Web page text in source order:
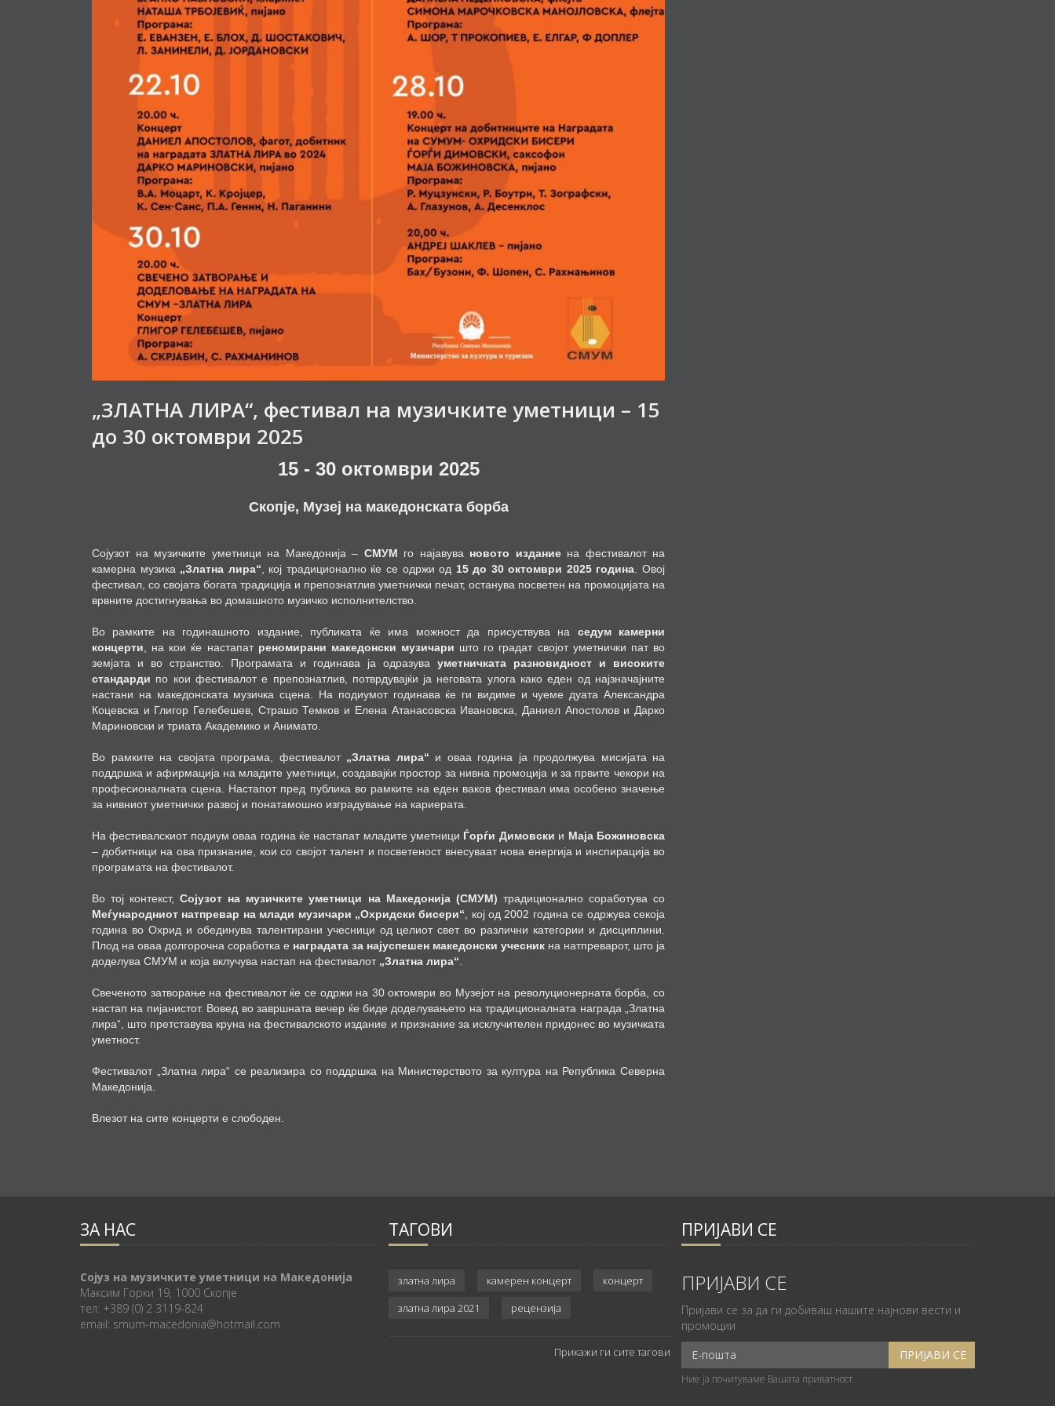
„ЗЛАТНА ЛИРА“, фестивал на музичките уметници – 15
до 30 октомври 2025
15 - 30 октомври 2025
Скопје, Музеј на македонската борба
Сојузот на музичките уметници на Македонија – СМУМ го најавува новото изданиена фестивалот на
камерна музика „Златна лира“ , кој традиционално ќе се одржи од 15 до 30 октомври 2025 година . Овој
фестивал, со својата богата традиција и препознатлив уметнички печат, останува посветен на промоцијата на
врвните достигнувања во домашното музичко исполнителство.
Во рамките на годинашното издание, публиката ќе има можност да присуствува на седумкамерни
концерти , на кои ќе настапат реномирани македонски музичари што го градат својот уметнички пат во
земјата и во странство. Програмата и годинава ја одразува уметничката разновидност и високите
стандарди по кои фестивалот е препознатлив, потврдувајќи ја неговата улога како еден од најзначајните
настани на македонската музичка сцена. На подиумот годинава ќе ги видиме и чуеме дуата Александра
Коцевска и Глигор Гелебешев, Страшо Темков и Елена Атанасовска Ивановска, Даниел Апостолов и Дарко
Мариновски и триата Академико и Анимато.
Во рамките на својата програма, фестивалот „Златна лира“ и оваа година ја продолжува мисијата на
поддршка и афирмација на младите уметници, создавајќи простор за нивна промоција и за првите чекори на
професионалната сцена. Настапот пред публика во рамките на еден ваков фестивал има особено значење
за нивниот уметнички развој и понатамошно изградување на кариерата.
На фестивалскиот подиум оваа година ќе настапат младите уметници Ѓорѓи Димовски и Маја Божиновска
– добитници на ова признание, кои со својот талент и посветеност внесуваат нова енергија и инспирација во
програмата на фестивалот.
Во тој контекст,Сојузот на музичките уметници на Македонија (СМУМ) традиционално соработува со
Меѓународниот натпревар на млади музичари „Охридски бисери“ , кој од 2002 година се одржува секоја
година во Охрид и обединува талентирани учесници од целиот свет во различни категории и дисциплини.
Плод на оваа долгорочна соработка е наградата за најуспешен македонски учесник на натпреварот, што ја
доделува СМУМ и која вклучува настап на фестивалот „Златна лира“
Свеченото затворање на фестивалот ќе се одржи на 30 октомври во Музејот на револуционерната борба, со
настап на пијанистот. Вовед во завршната вечер ќе биде доделувањето на традиционалната награда „Златна
лира“, што претставува круна на фестивалското издание и признание за исклучителен придонес во музичката
уметност.
Фестивалот „Златна лира“ се реализира со поддршка на Министерството за култура на Република Северна
Македонија.
Влезот на сите концерти е слободен.
ЗА НАС
Сојуз на музичките уметници на Македонија
Максим Горки 19, 1000 Скопје
тел: +389 (0) 2 3119-824
email: smum-macedonia@hotmail.com
ТАГОВИ
златна лира камерен концерт
концерт
златна лира 2021
рецензија
Прикажи ги сите тагови
ПРИЈАВИ СЕ
ПРИЈАВИ СЕ
Пријави се за да ги добиваш нашите најнови вести и
промоции
Ние ја почитуваме Вашата приватност